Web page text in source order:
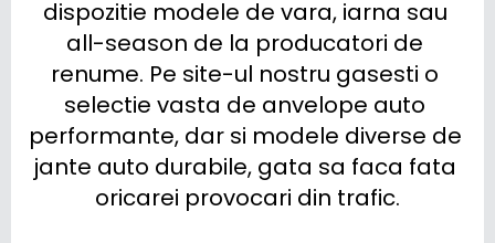
dispozitie modele de vara, iarna sau
all-season de la producatori de
renume. Pe site-ul nostru gasesti o
selectie vasta de anvelope auto
performante, dar si modele diverse de
jante auto durabile, gata sa faca fata
oricarei provocari din trafic.